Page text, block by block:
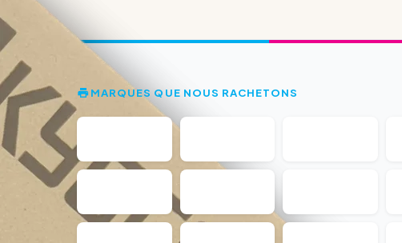
MARQUES QUE NOUS RACHETONS